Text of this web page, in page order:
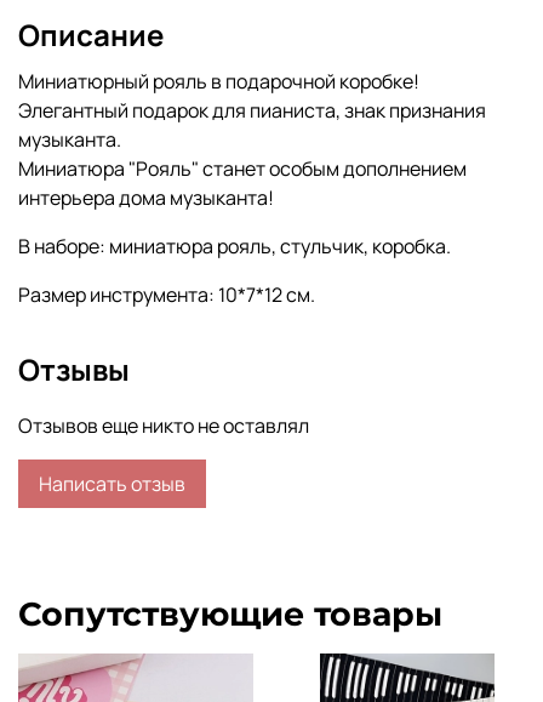
Описание
Миниатюрный рояль в подарочной коробке!
Элегантный подарок для пианиста, знак признания
музыканта.
Миниатюра "Рояль" станет особым дополнением
интерьера дома музыканта!
В наборе: миниатюра рояль, стульчик, коробка.
Размер инструмента: 10*7*12 см.
Отзывы
Отзывов еще никто не оставлял
Написать отзыв
Сопутствующие товары